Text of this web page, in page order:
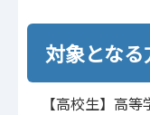
対象となる
【高校生】高等